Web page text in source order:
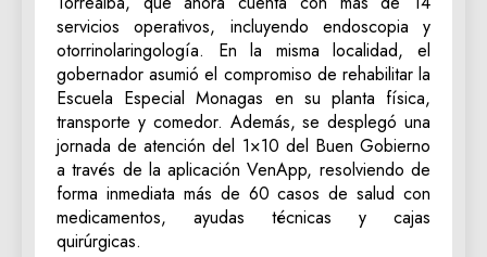
servicios operativos, incluyendo endoscopia y
otorrinolaringología. En la misma localidad, el
gobernador asumió el compromiso de rehabilitar la
Escuela Especial Monagas en su planta física,
transporte y comedor. Además, se desplegó una
jornada de atención del 1×10 del Buen Gobierno
a través de la aplicación VenApp, resolviendo de
forma inmediata más de 60 casos de salud con
medicamentos, ayudas técnicas y cajas
quirúrgicas.